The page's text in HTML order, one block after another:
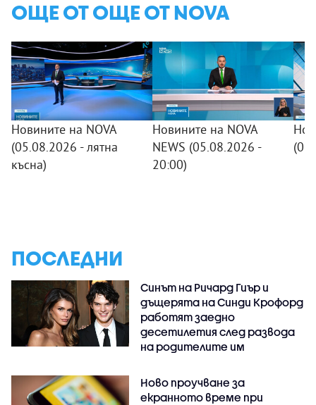
ОЩЕ ОТ ОЩЕ ОТ NOVA
Новините на NOVA
(05.08.2026 - лятна
късна)
Новините на NOVA
NEWS (05.08.2026 -
20:00)
ПОСЛЕДНИ
Синът на Ричард Гиър и
дъщерята на Синди Крофорд
работят заедно
десетилетия след развода
на родителите им
Ново проучване за
екранното време при